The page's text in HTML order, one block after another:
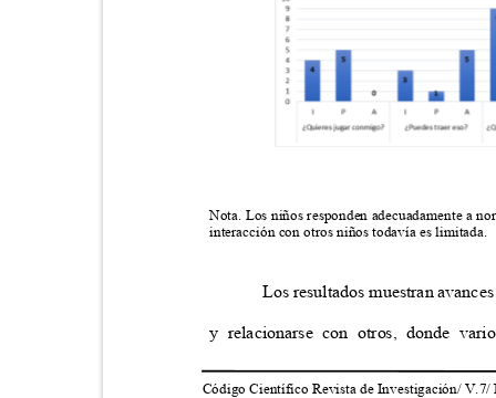
Nota. Los niños responden adecuadamente a
interacción con otros niños todavía es limitada.
Los resultados muestran
y relacionarse con otros, donde
Código Científico Revista de Investigación/